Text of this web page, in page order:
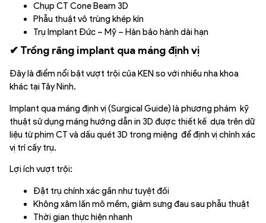
Chụp CT Cone Beam 3D
Phẫu thuật vô trùng khép kín
Trụ Implant Đức – Mỹ – Hàn bảo hành dài hạn
✔ Trồng răng implant qua máng định vị
Đây là điểm nổi bật vượt trội của KEN so với nhiều nha khoa
khác tại Tây Ninh.
Implant qua máng định vị (Surgical Guide) là phương phám kỹ
thuật sử dụng máng hướng dẫn in 3D được thiết kế dựa trên dữ
liệu từ phim CT và dấu quét 3D trong miệng để định vị chính xác
vị trí cấy trụ.
Lợi ích vượt trội:
Đặt trụ chính xác gần như tuyệt đối
Không xâm lấn mô mềm, giảm sưng đau sau phẫu thuật
Thời gian thực hiện nhanh